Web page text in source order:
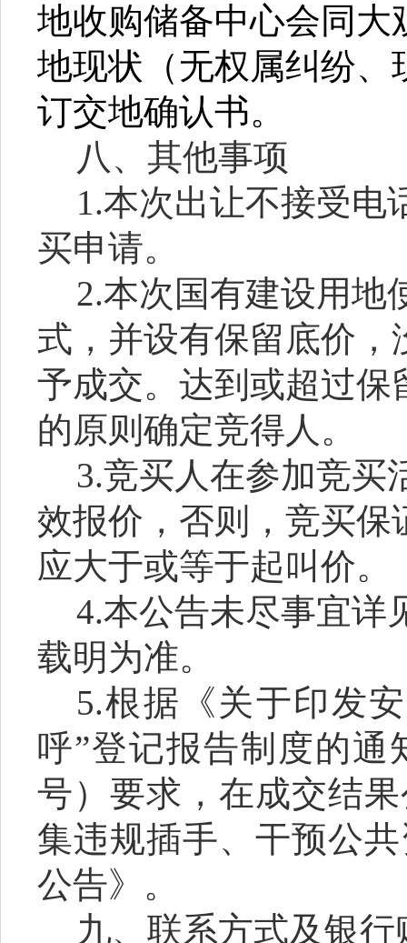
地收购储备中心会同
地现状（无权属纠纷
订交地确认书。
八、其他事项
1.本次出让不接受电
买申请。
2.本次国有建设用地
式，并设有保留底价
予成交。 达到或超过保
的原则确定竞得人。
3.竞买人在参加竞买
效报价，否则，竞买
应大于或等于起叫价。
4.本公告未尽事宜详
载明为准。
5.根据《关于印发
呼”登记报告制度的通
号）要求，在成交结
集违规插手、干预公
公告》。
九、联系方式及银行